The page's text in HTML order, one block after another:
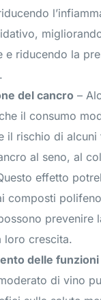
e riducendo la
del cancro –
il consumo
il rischio di alcuni
al seno, al
effetto
composti
prevenire
loro crescita.
delle
di vino